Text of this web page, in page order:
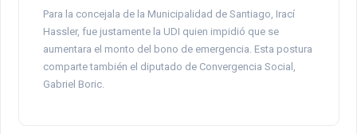
Para la concejala de la Municipalidad de Santiago, Irací
Hassler, fue justamente la UDI quien impidió que se
aumentara el monto del bono de emergencia. Esta postura
comparte también el diputado de Convergencia Social,
Gabriel Boric.